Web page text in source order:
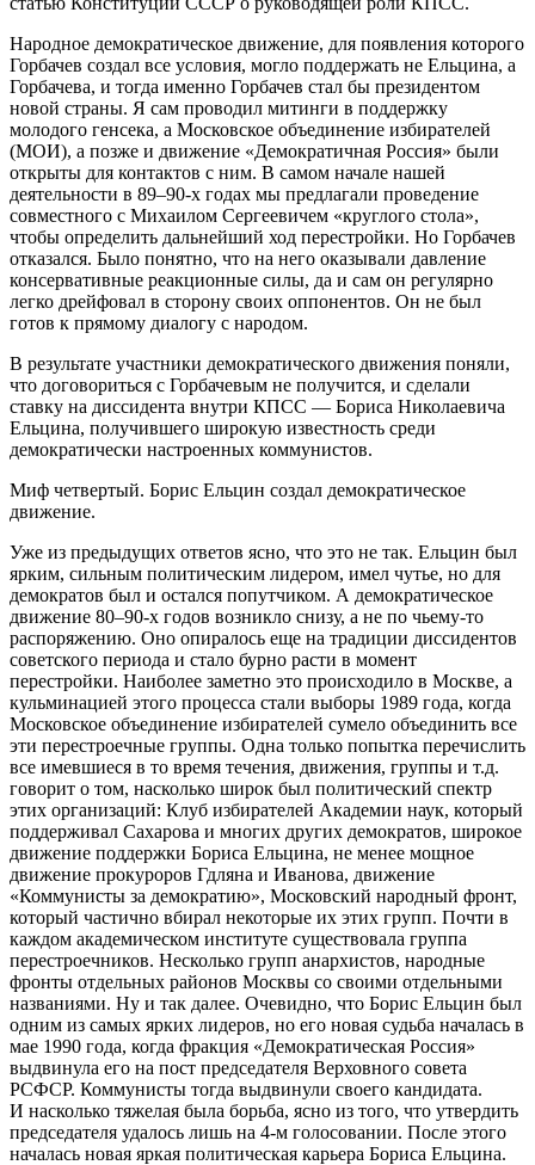
Народное демократическое движение, для появления которого
Горбачев создал все условия, могло поддержать не Ельцина, а
Горбачева, и тогда именно Горбачев стал бы президентом
новой страны. Я сам проводил митинги в поддержку
молодого генсека, а Московское объединение избирателей
(МОИ), а позже и движение «Демократичная Россия» были
открыты для контактов с ним. В самом начале нашей
деятельности в 89–90‑х годах мы предлагали проведение
совместного с Михаилом Сергеевичем «круглого стола»,
чтобы определить дальнейший ход перестройки. Но Горбачев
отказался. Было понятно, что на него оказывали давление
консервативные реакционные силы, да и сам он регулярно
легко дрейфовал в сторону своих оппонентов. Он не был
готов к прямому диалогу с народом.
В результате участники демократического движения поняли,
что договориться с Горбачевым не получится, и сделали
ставку на диссидента внутри КПСС — Бориса Николаевича
Ельцина, получившего широкую известность среди
демократически настроенных коммунистов.
Миф четвертый. Борис Ельцин создал демократическое
движение.
Уже из предыдущих ответов ясно, что это не так. Ельцин был
ярким, сильным политическим лидером, имел чутье, но для
демократов был и остался попутчиком. А демократическое
движение 80–90‑х годов возникло снизу, а не по чьему-то
распоряжению. Оно опиралось еще на традиции диссидентов
советского периода и стало бурно расти в момент
перестройки. Наиболее заметно это происходило в Москве, а
кульминацией этого процесса стали выборы 1989 года, когда
Московское объединение избирателей сумело объединить все
эти перестроечные группы. Одна только попытка перечислить
все имевшиеся в то время течения, движения, группы и т.д.
говорит о том, насколько широк был политический спектр
этих организаций: Клуб избирателей Академии наук, который
поддерживал Сахарова и многих других демократов, широкое
движение поддержки Бориса Ельцина, не менее мощное
движение прокуроров Гдляна и Иванова, движение
«Коммунисты за демократию», Московский народный фронт,
который частично вбирал некоторые их этих групп. Почти в
каждом академическом институте существовала группа
перестроечников. Несколько групп анархистов, народные
фронты отдельных районов Москвы со своими отдельными
названиями. Ну и так далее. Очевидно, что Борис Ельцин был
одним из самых ярких лидеров, но его новая судьба началась в
мае 1990 года, когда фракция «Демократическая Россия»
выдвинула его на пост председателя Верховного совета
РСФСР. Коммунисты тогда выдвинули своего кандидата.
И насколько тяжелая была борьба, ясно из того, что утвердить
председателя удалось лишь на 4‑м голосовании. После этого
началась новая яркая политическая карьера Бориса Ельцина.